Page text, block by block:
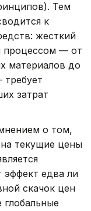
Тем
к
жесткий
процессом — от
материалов до
затрат
о том,
текущие цены
едва ли
скачок цен